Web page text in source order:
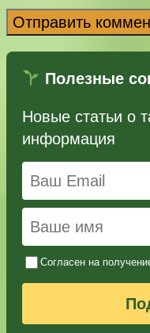
Полезные
Новые статьи о
информация
Согласен на